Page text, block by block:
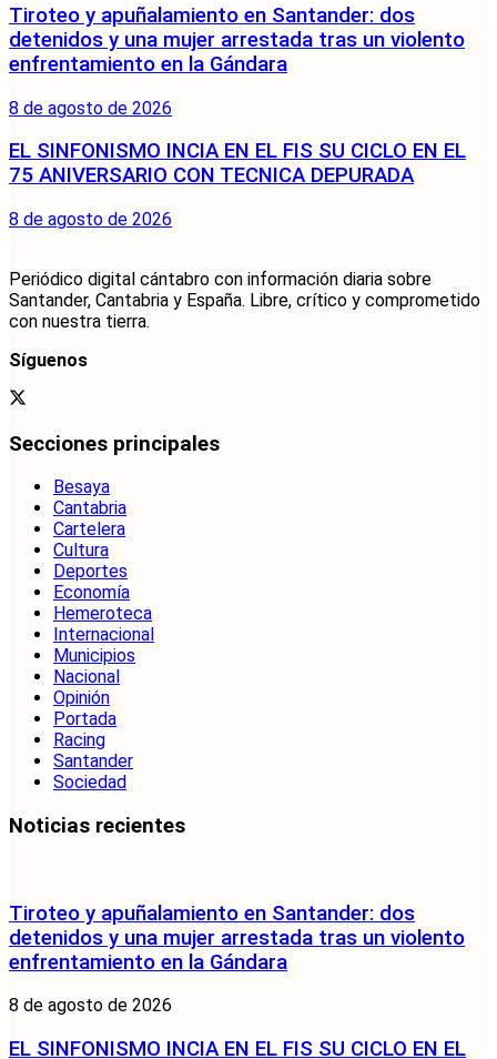
Tiroteo y apuñalamiento en Santander: dos
detenidos y una mujer arrestada tras un violento
enfrentamiento en la Gándara
8 de agosto de 2026
EL SINFONISMO INCIA EN EL FIS SU CICLO EN EL
75 ANIVERSARIO CON TECNICA DEPURADA
8 de agosto de 2026
Periódico digital cántabro con información diaria sobre
Santander, Cantabria y España. Libre, crítico y comprometido
con nuestra tierra.
Síguenos
Secciones principales
Besaya
Cantabria
Cartelera
Cultura
Deportes
Economía
Hemeroteca
Internacional
Municipios
Nacional
Opinión
Portada
Racing
Santander
Sociedad
Noticias recientes
Tiroteo y apuñalamiento en Santander: dos
detenidos y una mujer arrestada tras un violento
enfrentamiento en la Gándara
8 de agosto de 2026
EL SINFONISMO INCIA EN EL FIS SU CICLO EN EL